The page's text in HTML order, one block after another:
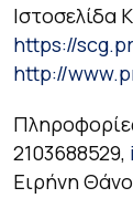
https://
http://
2103688529,
Ειρήνη